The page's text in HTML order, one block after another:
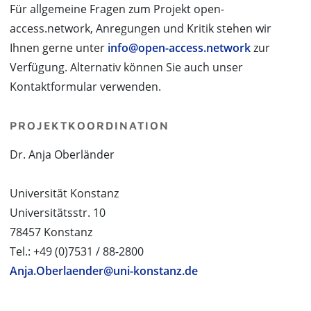
Für allgemeine Fragen zum Projekt open-
access.network, Anregungen und Kritik stehen wir
Ihnen gerne unter info@open-access.networkzur
Verfügung. Alternativ können Sie auch unser
Kontaktformular verwenden.
PROJEKTKOORDINATION
Dr. Anja Oberländer
Universität Konstanz
Universitätsstr. 10
78457 Konstanz
Tel.: +49 (0)7531 / 88-2800
Anja.Oberlaender@uni-konstanz.de